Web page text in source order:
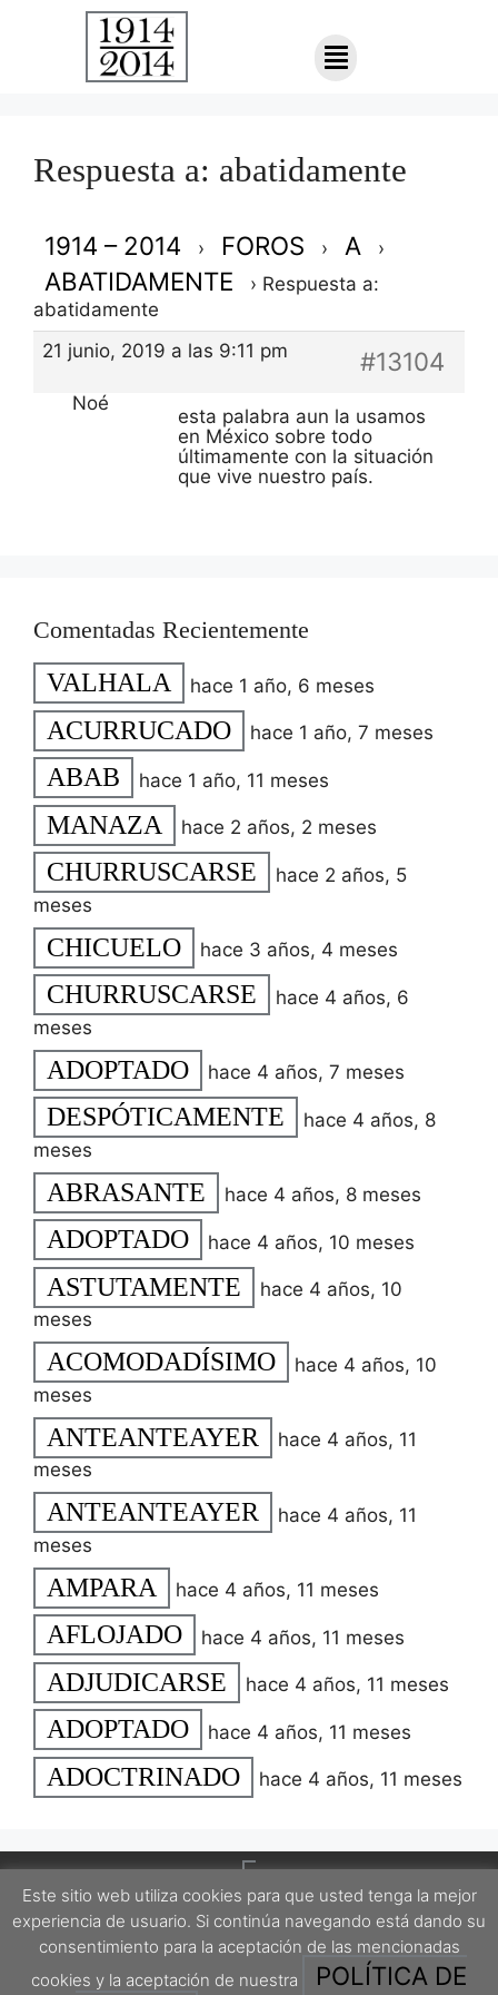
Respuesta a: abatidamente
1914 – 2014 › FOROS › A ›
ABATIDAMENTE › Respuesta a:
abatidamente
21 junio, 2019 a las 9:11 pm
#13104
Noé
esta palabra aun la usamos
en México sobre todo
últimamente con la situación
que vive nuestro país.
Comentadas Recientemente
VALHALA hace 1 año, 6 meses
ACURRUCADO hace 1 año, 7 meses
ABAB hace 1 año, 11 meses
MANAZA hace 2 años, 2 meses
CHURRUSCARSE
hace 2 años, 5
meses
CHICUELO hace 3 años, 4 meses
CHURRUSCARSE
hace 4 años, 6
meses
ADOPTADO hace 4 años, 7 meses
DESPÓTICAMENTE
hace 4 años, 8
meses
ABRASANTE hace 4 años, 8 meses
ADOPTADO hace 4 años, 10 meses
ASTUTAMENTE
hace 4 años, 10
meses
ACOMODADÍSIMO
hace 4 años, 10
meses
ANTEANTEAYER
hace 4 años, 11
meses
ANTEANTEAYER
hace 4 años, 11
meses
AMPARA hace 4 años, 11 meses
AFLOJADO hace 4 años, 11 meses
ADJUDICARSE hace 4 años, 11 meses
ADOPTADO hace 4 años, 11 meses
ADOCTRINADO hace 4 años, 11 meses
Este proyecto está protegido por una licencia Creative Commons Attribution-
Este sitio web utiliza cookies para que usted tenga la mejor
experiencia de usuario. Si continúa navegando está dando su
consentimiento para la aceptación de las mencionadas
cookies y la aceptación de nuestra
POLÍTICA DE